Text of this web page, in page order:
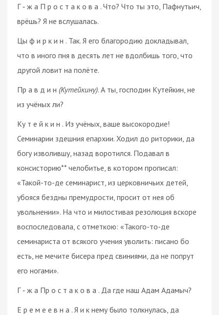
Г ‑ ж а П р о с т а к о в а . Что? Что ты это, Пафнутьич,
врёшь? Я не вслушалась.
Цы ф и р к и н . Так. Я его благородию докладывал,
что в иного пня в десять лет не вдолбишь того, что
другой ловит на полёте.
Пр а в д и н (Кутейкину). А ты, господин Кутейкин, не
из учёных ли?
Ку т е й к и н . Из учёных, ваше высокородие!
Семинарии здешния епархии. Ходил до риторики, да
богу изволившу, назад воротился. Подавал в
консисторию** челобитье, в котором прописал:
«Такой-то-де семинарист, из церковничьих детей,
убояся бездны премудрости, просит от нея об
увольнении». На что и милостивая резолюция вскоре
воспоследовала, с отметкою: «Такого-то-де
семинариста от всякого учения уволить: писано бо
есть, не мечите бисера пред свиниями, да не попрут
его ногами».
Г ‑ ж а Пр о с т а к о в а . Да где наш Адам Адамыч?
Е р е м е е в н а . Я и к нему было толкнулась, да